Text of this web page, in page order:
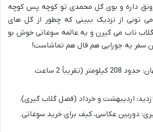
داره و بوی گل محمدی تو کوچه پس کوچه
از نزدیک ببینی که چطور از گل های
ناب می گیرن و یه عالمه سوغاتی خوش بو
سفر یه جورایی هم فال هم تماشاست!
فاصله تا اصفهان: حدود 208 کیلومتر (تقریباً 2 ساعت
اردیبهشت و خرداد (فصل گلاب گیری).
دوربین عکاسی، کیف برای خرید سوغاتی.